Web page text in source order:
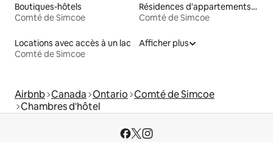
Boutiques-hôtels
Comté de Simcoe
Résidences d'appartements en location
Comté de Simcoe
Locations avec accès à un lac
Comté de Simcoe
Afficher plus
Airbnb Canada Ontario Comté de Simcoe
Chambres d'hôtel